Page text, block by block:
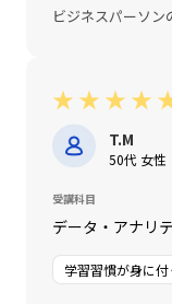
ビジネスパーソン
★ ★ ★ ★
T.M
50代 女性
受講科目
データ・アナリ
学習習慣が身に付